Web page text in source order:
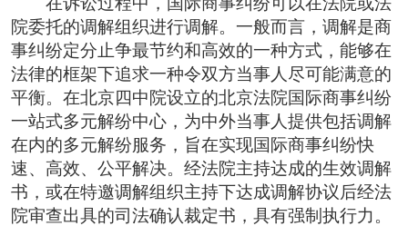
院委托的调解组织进行调解。一般而言，调解是商
事纠纷定分止争最节约和高效的一种方式，能够在
法律的框架下追求一种令双方当事人尽可能满意的
平衡。在北京四中院设立的北京法院国际商事纠纷
一站式多元解纷中心，为中外当事人提供包括调解
在内的多元解纷服务，旨在实现国际商事纠纷快
速、高效、公平解决。经法院主持达成的生效调解
书，或在特邀调解组织主持下达成调解协议后经法
院审查出具的司法确认裁定书，具有强制执行力。